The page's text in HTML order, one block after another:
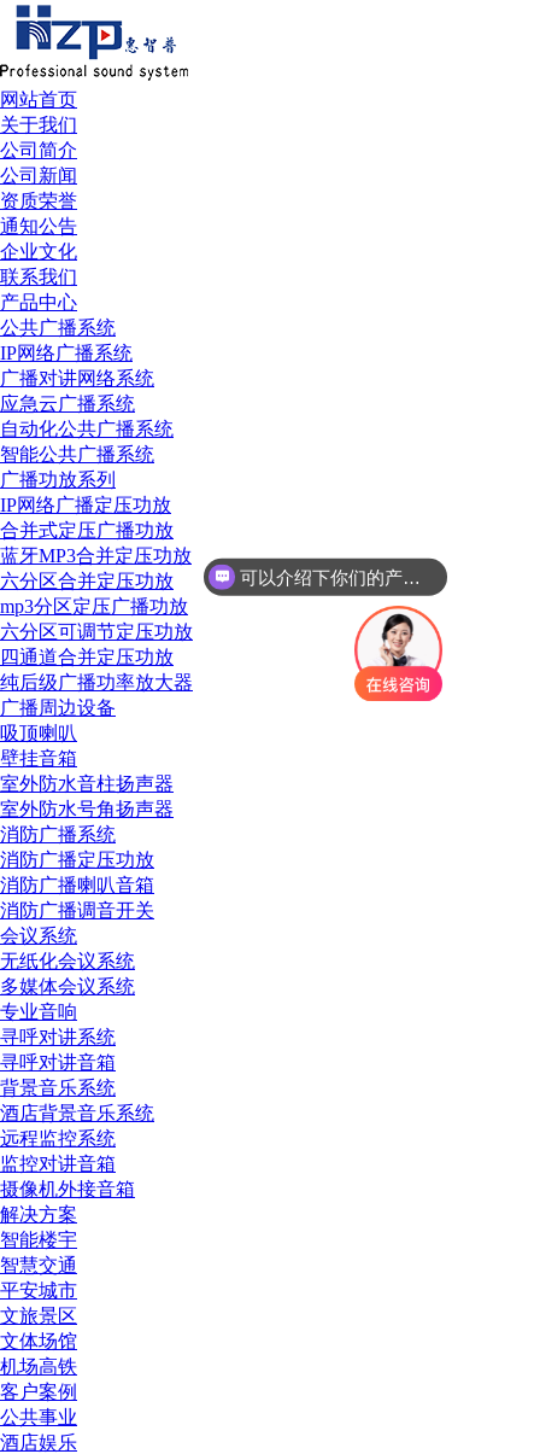
网站首页
关于我们
公司简介
公司新闻
资质荣誉
通知公告
企业文化
联系我们
产品中心
公共广播系统
IP网络广播系统
广播对讲网络系统
应急云广播系统
自动化公共广播系统
智能公共广播系统
广播功放系列
IP网络广播定压功放
合并式定压广播功放
蓝牙MP3合并定压功放
六分区合并定压功放
mp3分区定压广播功放
六分区可调节定压功放
四通道合并定压功放
纯后级广播功率放大器
广播周边设备
吸顶喇叭
壁挂音箱
室外防水音柱扬声器
室外防水号角扬声器
消防广播系统
消防广播定压功放
消防广播喇叭音箱
消防广播调音开关
会议系统
无纸化会议系统
多媒体会议系统
专业音响
寻呼对讲系统
寻呼对讲音箱
背景音乐系统
酒店背景音乐系统
远程监控系统
监控对讲音箱
摄像机外接音箱
解决方案
智能楼宇
智慧交通
平安城市
文旅景区
文体场馆
机场高铁
客户案例
公共事业
酒店娱乐
可以介绍下你们的产品么
你们是怎么收费的呢